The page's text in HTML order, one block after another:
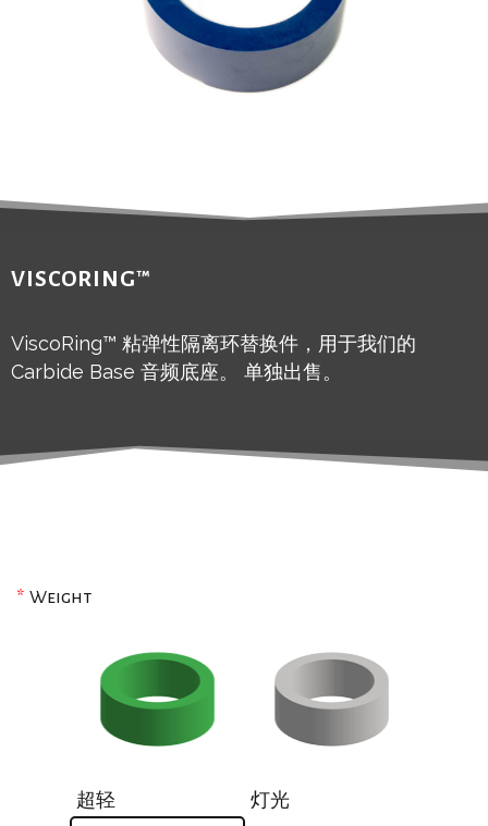
VISCORING™
ViscoRing™ 粘弹性隔离环替换件，用于我们的
Carbide Base 音频底座。 单独出售。
* Weight
超轻 灯光